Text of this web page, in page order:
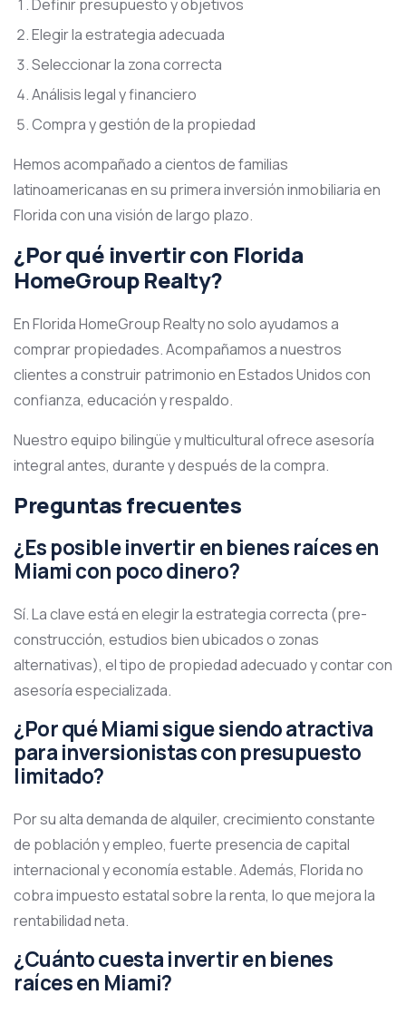
Definir presupuesto y objetivos
Elegir la estrategia adecuada
Seleccionar la zona correcta
Análisis legal y financiero
Compra y gestión de la propiedad
Hemos acompañado a cientos de familias
latinoamericanas en su primera inversión inmobiliaria en
Florida con una visión de largo plazo.
¿Por qué invertir con Florida
HomeGroup Realty?
En Florida HomeGroup Realty no solo ayudamos a
comprar propiedades. Acompañamos a nuestros
clientes a construir patrimonio en Estados Unidos con
confianza, educación y respaldo.
Nuestro equipo bilingüe y multicultural ofrece asesoría
integral antes, durante y después de la compra.
Preguntas frecuentes
¿Es posible invertir en bienes raíces en
Miami con poco dinero?
Sí. La clave está en elegir la estrategia correcta (pre-
construcción, estudios bien ubicados o zonas
alternativas), el tipo de propiedad adecuado y contar con
asesoría especializada.
¿Por qué Miami sigue siendo atractiva
para inversionistas con presupuesto
limitado?
Por su alta demanda de alquiler, crecimiento constante
de población y empleo, fuerte presencia de capital
internacional y economía estable. Además, Florida no
cobra impuesto estatal sobre la renta, lo que mejora la
rentabilidad neta.
¿Cuánto cuesta invertir en bienes
raíces en Miami?